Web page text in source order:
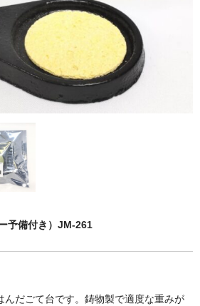
予備付き）JM-261
んだごて台です。鋳物製で適度な重みが